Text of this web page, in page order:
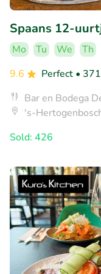
Spaans 12-
Mo Tu We Th
9.6
Perfect •
Bar en Bodega
's-
Sold: 426